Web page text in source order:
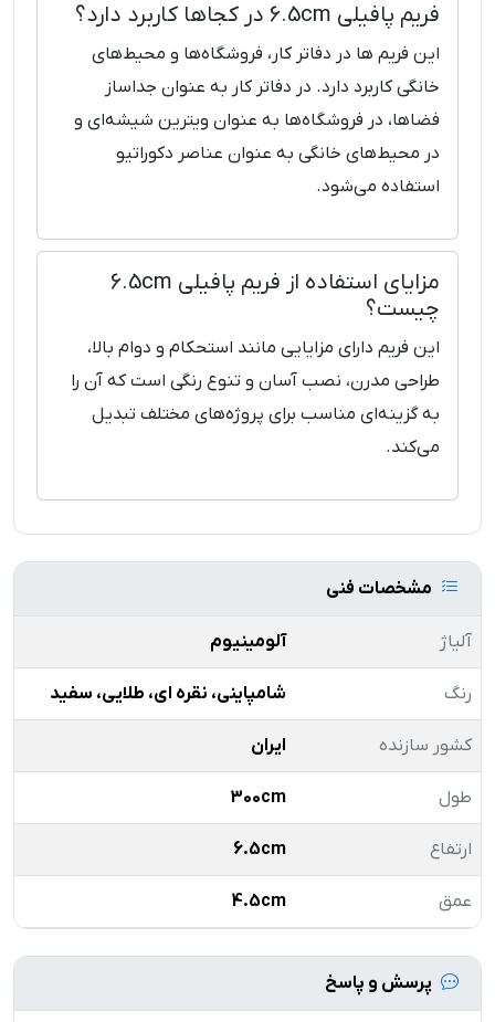
فریم پافیلی 6.5cm در کجاها کاربرد دارد؟
این فریم ها در دفاتر کار، فروشگاه‌ها و محیط‌های
خانگی کاربرد دارد. در دفاتر کار به عنوان جداساز
فضاها، در فروشگاه‌ها به عنوان ویترین شیشه‌ای و
در محیط‌های خانگی به عنوان عناصر دکوراتیو
استفاده می‌شود.
مزایای استفاده از فریم پافیلی 6.5cm
چیست؟
این فریم دارای مزایایی مانند استحکام و دوام بالا،
طراحی مدرن، نصب آسان و تنوع رنگی است که آن را
به گزینه‌ای مناسب برای پروژه‌های مختلف تبدیل
می‌کند.
مشخصات فنی
آلیاژ آلومینیوم
رنگ شامپاینی، نقره ای، طلایی، سفید
کشور سازنده ایران
طول 300cm
ارتفاع 6.5cm
عمق 4.5cm
پرسش و پاسخ